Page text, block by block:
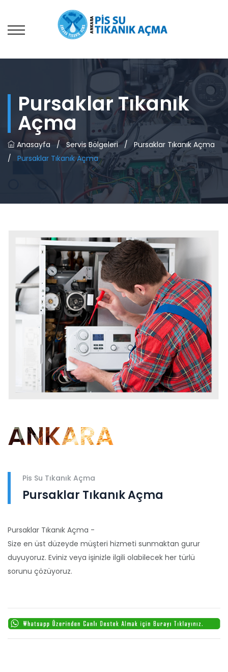
Pursaklar Tıkanık
Açma
Anasayfa / Servis Bölgeleri / Pursaklar Tıkanık Açma
/
Pursaklar Tıkanık Açma
ANKARA
Pis Su Tıkanık Açma
Pursaklar Tıkanık Açma
Pursaklar Tıkanık Açma -
Size en üst düzeyde müşteri hizmeti sunmaktan gurur
duyuyoruz. Eviniz veya işinizle ilgili olabilecek her türlü
sorunu çözüyoruz.